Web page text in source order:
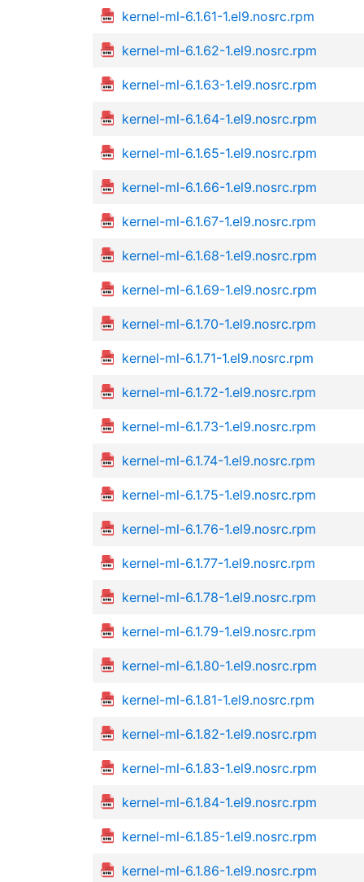
kernel-ml-6.1.61-1.el9.nosrc.rpm
kernel-ml-6.1.62-1.el9.nosrc.rpm
kernel-ml-6.1.63-1.el9.nosrc.rpm
kernel-ml-6.1.64-1.el9.nosrc.rpm
kernel-ml-6.1.65-1.el9.nosrc.rpm
kernel-ml-6.1.66-1.el9.nosrc.rpm
kernel-ml-6.1.67-1.el9.nosrc.rpm
kernel-ml-6.1.68-1.el9.nosrc.rpm
kernel-ml-6.1.69-1.el9.nosrc.rpm
kernel-ml-6.1.70-1.el9.nosrc.rpm
kernel-ml-6.1.71-1.el9.nosrc.rpm
kernel-ml-6.1.72-1.el9.nosrc.rpm
kernel-ml-6.1.73-1.el9.nosrc.rpm
kernel-ml-6.1.74-1.el9.nosrc.rpm
kernel-ml-6.1.75-1.el9.nosrc.rpm
kernel-ml-6.1.76-1.el9.nosrc.rpm
kernel-ml-6.1.77-1.el9.nosrc.rpm
kernel-ml-6.1.78-1.el9.nosrc.rpm
kernel-ml-6.1.79-1.el9.nosrc.rpm
kernel-ml-6.1.80-1.el9.nosrc.rpm
kernel-ml-6.1.81-1.el9.nosrc.rpm
kernel-ml-6.1.82-1.el9.nosrc.rpm
kernel-ml-6.1.83-1.el9.nosrc.rpm
kernel-ml-6.1.84-1.el9.nosrc.rpm
kernel-ml-6.1.85-1.el9.nosrc.rpm
kernel-ml-6.1.86-1.el9.nosrc.rpm